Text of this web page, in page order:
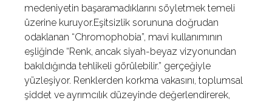
medeniyetin başaramadıklarını söyletmek temeli
üzerine kuruyor.Eşitsizlik sorununa doğrudan
odaklanan “Chromophobia”, mavi kullanımının
eşliğinde “Renk, ancak siyah-beyaz vizyonundan
bakıldığında tehlikeli görülebilir.” gerçeğiyle
yüzleşiyor. Renklerden korkma vakasını, toplumsal
şiddet ve ayrımcılık düzeyinde değerlendirerek,